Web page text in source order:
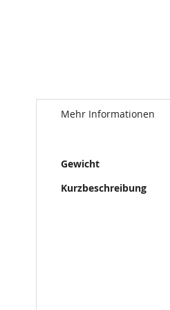
zum
AnfangMehr Informationen
Mehr
Informationen
Gewicht
Kurzbeschreibung